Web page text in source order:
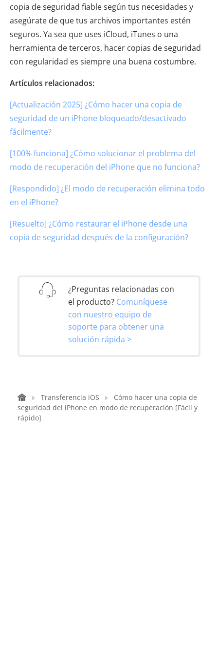
copia de seguridad fiable según tus necesidades y
asegúrate de que tus archivos importantes estén
seguros. Ya sea que uses iCloud, iTunes o una
herramienta de terceros, hacer copias de seguridad
con regularidad es siempre una buena costumbre.
Artículos relacionados:
[Actualización 2025] ¿Cómo hacer una copia de
seguridad de un iPhone bloqueado/desactivado
fácilmente?
[100% funciona] ¿Cómo solucionar el problema del
modo de recuperación del iPhone que no funciona?
[Respondido] ¿El modo de recuperación elimina todo
en el iPhone?
[Resuelto] ¿Cómo restaurar el iPhone desde una
copia de seguridad después de la configuración?
¿Preguntas relacionadas con
el producto? Comuníquese
con nuestro equipo de
soporte para obtener una
solución rápida >
Transferencia iOS
Cómo hacer una copia de
seguridad del iPhone en modo de recuperación [Fácil y
rápido]